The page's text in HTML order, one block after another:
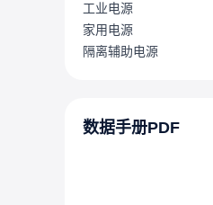
工业电源
家用电源
隔离辅助电源
数据手册PDF